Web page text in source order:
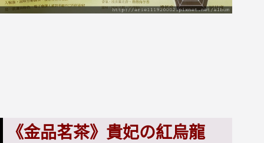
《金品茗茶》貴妃の紅烏龍